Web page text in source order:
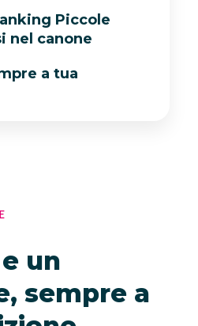
Piccole
nel canone
a tua
un
sempre a